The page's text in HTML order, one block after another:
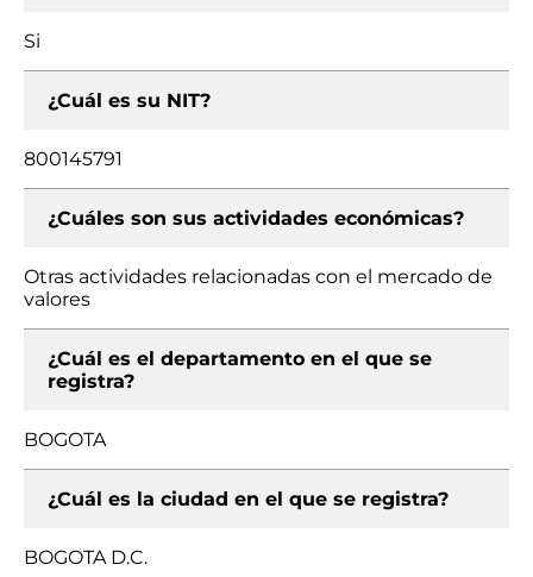
Si
¿Cuál es su NIT?
800145791
¿Cuáles son sus actividades económicas?
Otras actividades relacionadas con el mercado de
valores
¿Cuál es el departamento en el que se
registra?
BOGOTA
¿Cuál es la ciudad en el que se registra?
BOGOTA D.C.